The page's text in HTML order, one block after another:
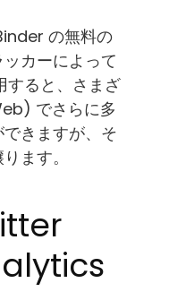
の無料の
カーによって
すると、さまざ
でさらに多
きますが、そ
ます。